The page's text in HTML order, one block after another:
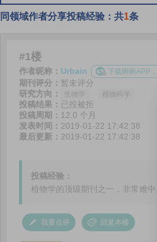
同领域作者分享投稿经验：共1条
#1楼
作者昵称： Urbain 下载蝌蝌APP
期刊评分： 暂未评分
研究方向：
生物学 植物科学
投稿结果： 已投被拒
投稿周期： 12.0 个月
发表时间： 2019-01-22 17:42:38
最后更新： 2019-01-22 17:42:38
投稿经验：
植物学的顶级期刊之一，非常难中
我要点评 回复本楼